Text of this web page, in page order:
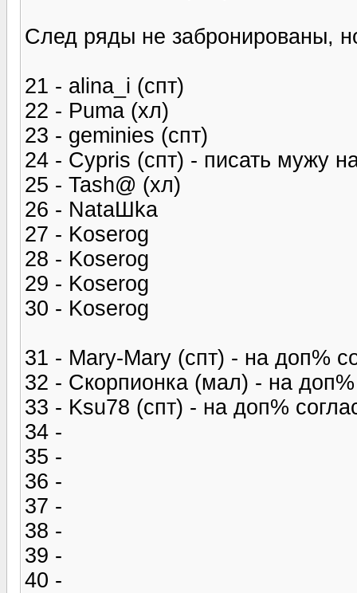
След ряды не забронированы,
21 - alina_i (спт)
22 - Puma (хл)
23 - geminies (спт)
24 - Cypris (спт) - писать мужу
25 - Tash@ (хл)
26 - NataШka
27 - Koserog
28 - Koserog
29 - Koserog
30 - Koserog
31 - Mary-Mary (спт) - на доп%
32 - Скорпионка (мал) - на доп%
33 - Ksu78 (спт) - на доп%
34 -
35 -
36 -
37 -
38 -
39 -
40 -